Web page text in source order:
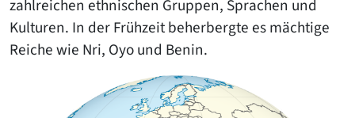
zahlreichen ethnischen Gruppen, Sprachen und
Kulturen. In der Frühzeit beherbergte es mächtige
Reiche wie Nri, Oyo und Benin.